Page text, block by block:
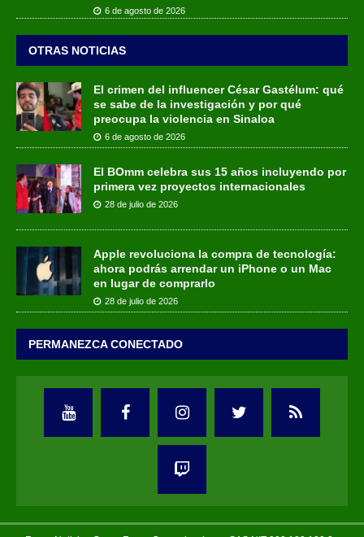
6 de agosto de 2026
OTRAS NOTICIAS
El crimen del influencer César Gastélum: qué
se sabe de la investigación y por qué
preocupa la violencia en Sinaloa
6 de agosto de 2026
El BOmm celebra sus 15 años incluyendo por
primera vez proyectos internacionales
28 de julio de 2026
Apple revoluciona la compra de tecnología:
ahora podrás arrendar un iPhone o un Mac
en lugar de comprarlo
28 de julio de 2026
PERMANEZCA CONECTADO